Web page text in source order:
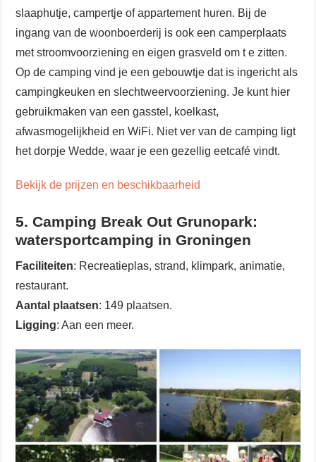
slaaphutje, campertje of appartement huren. Bij de
ingang van de woonboerderij is ook een camperplaats
met stroomvoorziening en eigen grasveld om t e zitten.
Op de camping vind je een gebouwtje dat is ingericht als
campingkeuken en slechtweervoorziening. Je kunt hier
gebruikmaken van een gasstel, koelkast,
afwasmogelijkheid en WiFi. Niet ver van de camping ligt
het dorpje Wedde, waar je een gezellig eetcafé vindt.
Bekijk de prijzen en beschikbaarheid
5. Camping Break Out Grunopark:
watersportcamping in Groningen
Faciliteiten: Recreatieplas, strand, klimpark, animatie,
restaurant.
Aantal plaatsen: 149 plaatsen.
Ligging: Aan een meer.